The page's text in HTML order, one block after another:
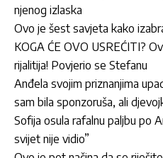
njenog izlaska
Ovo je šest savjeta kako
KOGA ĆE OVO USREĆITI?
rijalitija! Povjerio se Stefanu
Anđela svojim priznanjima
sam bila sponzoruša, ali
Sofija osula rafalnu paljbu po
svijet nije vidio”